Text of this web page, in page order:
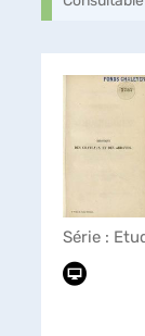
Série :